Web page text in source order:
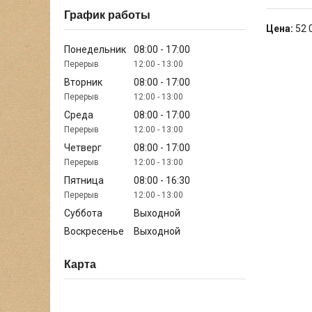
Цена: 52
График работы
Понедельник 08:00 17:00
12:00 13:00
Вторник 08:00 17:00
12:00 13:00
Среда 08:00 17:00
12:00 13:00
Четверг 08:00 17:00
12:00 13:00
Пятница 08:00 16:30
12:00 13:00
Суббота
Выходной
Воскресенье
Выходной
Карта